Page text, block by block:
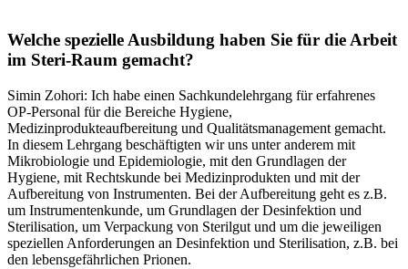
Welche spezielle Ausbildung haben Sie für die Arbeit
im Steri-Raum gemacht?
Simin Zohori: Ich habe einen Sachkundelehrgang für erfahrenes
OP-Personal für die Bereiche Hygiene,
Medizinprodukteaufbereitung und Qualitätsmanagement gemacht.
In diesem Lehrgang beschäftigten wir uns unter anderem mit
Mikrobiologie und Epidemiologie, mit den Grundlagen der
Hygiene, mit Rechtskunde bei Medizinprodukten und mit der
Aufbereitung von Instrumenten. Bei der Aufbereitung geht es z.B.
um Instrumentenkunde, um Grundlagen der Desinfektion und
Sterilisation, um Verpackung von Sterilgut und um die jeweiligen
speziellen Anforderungen an Desinfektion und Sterilisation, z.B. bei
den lebensgefährlichen Prionen.